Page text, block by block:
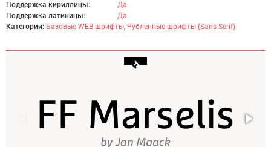
Поддержка кириллицы:
Да
Поддержка латиницы:
Да
Категории: Базовые WEB шрифты, Рубленные шрифты (Sans Serif)